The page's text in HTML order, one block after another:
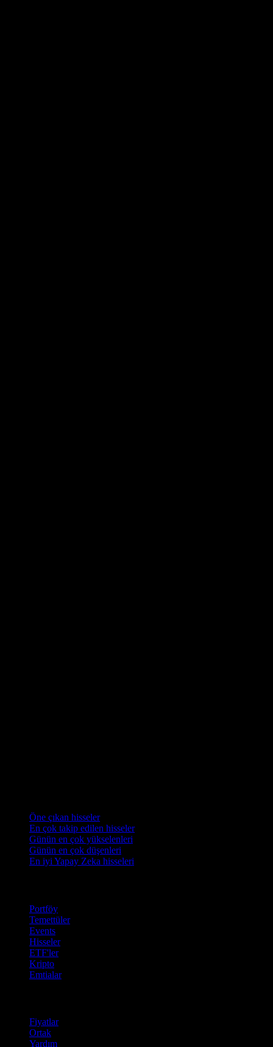
Öne çıkan hisseler
En çok takip edilen hisseler
Günün en çok yükselenleri
Günün en çok düşenleri
En iyi Yapay Zeka hisseleri
Portföy
Temettüler
Events
Hisseler
ETF'ler
Kripto
Emtialar
Fiyatlar
Ortak
Yardım